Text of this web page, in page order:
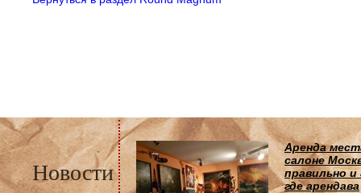
Новости
Аренда
салоне
правильно и
где арендава